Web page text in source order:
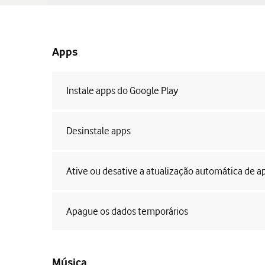
Apps
Instale apps do Google Play
Desinstale apps
Ative ou desative a atualização automática de
Apague os dados temporários
Música